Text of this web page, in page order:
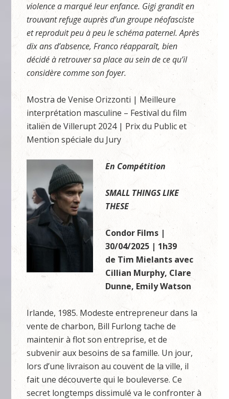
violence a marqué leur enfance. Gigi grandit en
trouvant refuge auprès d’un groupe néofasciste
et reproduit peu à peu le schéma paternel. Après
dix ans d’absence, Franco réapparaît, bien
décidé à retrouver sa place au sein de ce qu’il
considère comme son foyer.
Mostra de Venise Orizzonti | Meilleure
interprétation masculine – Festival du film
italien de Villerupt 2024 | Prix du Public et
Mention spéciale du Jury
En Compétition
SMALL THINGS LIKE
THESE
Condor Films |
30/04/2025 | 1h39
de Tim Mielants avec
Cillian Murphy, Clare
Dunne, Emily Watson
Irlande, 1985. Modeste entrepreneur dans la
vente de charbon, Bill Furlong tache de
maintenir à flot son entreprise, et de
subvenir aux besoins de sa famille. Un jour,
lors d’une livraison au couvent de la ville, il
fait une découverte qui le bouleverse. Ce
secret longtemps dissimulé va le confronter à